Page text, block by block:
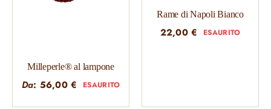
Milleperle® al lampone
Da: 56,00€ ESAURITO
Rame di Napoli Bianco
22,00€ ESAURITO